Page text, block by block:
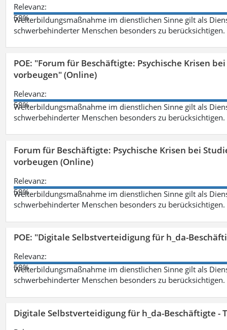
Relevanz:
59%
Weiterbildungsmaßnahme im dienstlichen Sinne gilt als
schwerbehinderter Menschen besonders zu berücksichtigen.
POE: "Forum für Beschäftigte: Psychische Krisen
vorbeugen" (Online)
Relevanz:
59%
Weiterbildungsmaßnahme im dienstlichen Sinne gilt als
schwerbehinderter Menschen besonders zu berücksichtigen.
Forum für Beschäftigte: Psychische Krisen bei
vorbeugen (Online)
Relevanz:
59%
Weiterbildungsmaßnahme im dienstlichen Sinne gilt als
schwerbehinderter Menschen besonders zu berücksichtigen.
POE: "Digitale Selbstverteidigung für h_da-
Relevanz:
59%
Weiterbildungsmaßnahme im dienstlichen Sinne gilt als
schwerbehinderter Menschen besonders zu berücksichtigen.
Digitale Selbstverteidigung für h_da-Beschäftigte -